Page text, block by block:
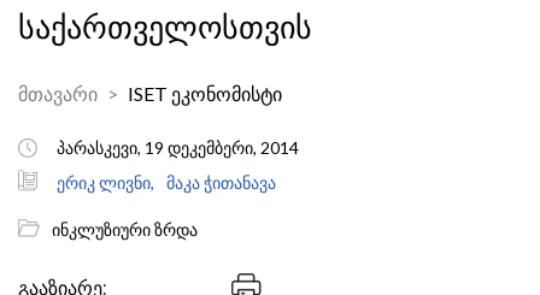
საქართველოსთვის
მთავარი ISET ეკონომისტი
პარასკევი, 19 დეკემბერი, 2014
ერიკ ლივნი,
მაკა ჭითანავა
ინკლუზიური ზრდა
გააზიარე: